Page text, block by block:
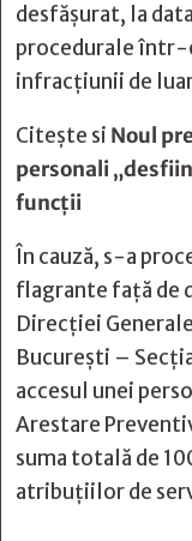
desfășurat, la
procedurale într-
infracțiunii de
Citește si Noul
personali
funcţii
În cauză, s-a
flagrante față de
Direcției
București –
accesul unei
Arestare
suma totală de
atribuțiilor de